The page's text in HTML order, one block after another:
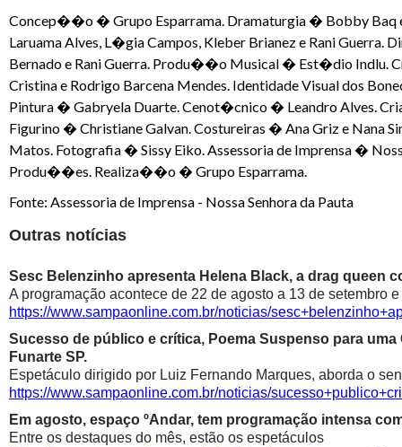
Concep��o � Grupo Esparrama. Dramaturgia � Bobby Baq
Laruama Alves, L�gia Campos, Kleber Brianez e Rani
Bernado e Rani Guerra. Produ��o Musical � Est�dio
Cristina e Rodrigo Barcena Mendes. Identidade Visual dos
Pintura � Gabryela Duarte. Cenot�cnico � Leandro Alves.
Figurino � Christiane Galvan. Costureiras � Ana Griz e
Matos. Fotografia � Sissy Eiko. Assessoria de Imprensa �
Produ��es. Realiza��o � Grupo Esparrama.
Fonte: Assessoria de Imprensa - Nossa Senhora da Pauta
Outras notícias
Sesc Belenzinho apresenta Helena Black, a drag queen
A programação acontece de 22 de agosto a 13 de setembro
https://www.sampaonline.com.br/noticias/
Sucesso de público e crítica, Poema Suspenso para
Funarte SP.
Espetáculo dirigido por Luiz Fernando Marques, aborda o
https://www.sampaonline.com.br/noticias/
Em agosto, espaço ºAndar, tem programação intensa
Entre os destaques do mês, estão os espetáculos